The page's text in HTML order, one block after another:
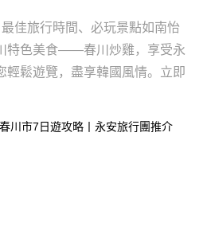
佳旅行時間、必玩景點如南怡
特色美食——春川炒雞，享受永
輕鬆遊覽，盡享韓國風情。立即
春川市7日遊攻略丨永安旅行團推介